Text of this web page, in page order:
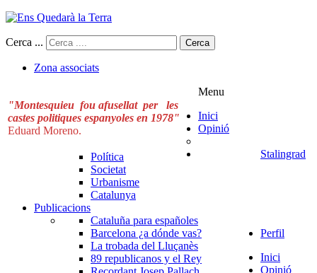
Cerca ... Cerca
Zona associats
"Montesquieu fou afusellat per les
castes politiques espanyoles en 1978"
Eduard Moreno.
Menu
Inici
Opinió
Política
Societat
Urbanisme
Catalunya
Stalingrad
Publicacions
Cataluña para españoles
Barcelona ¿a dónde vas?
La trobada del Lluçanès
89 republicanos y el Rey
Perfil
Inici
Opinió